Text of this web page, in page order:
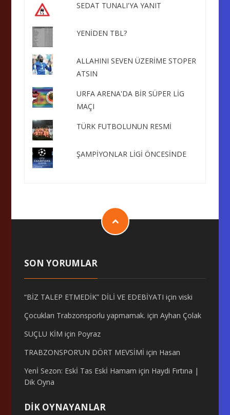
SEDAT TUNALI'YA YANIT
YENİDEN TBL?
ALLAHINI SEVEN ÜZERİME STOPER
ATSIN
URFA ARENA'DA BİR SÜPER LİG
MAÇI
TÜRK FUTBOLUNUN RESMİ
ŞAMPİYONLAR LİGİ ÖNCESİNDE
SON YORUMLAR
“BİZ TALEP ETMEDİK” DİLİ VE EDEBİYATI içinviski
Çocukları Trabzonsporlu yapmamak. içinAyhan Çolak
SUÇLU KİM için Poyraz
TRABZONSPOR’UN DÖRT MEVSİMİ için Hasan
Yenİ Sezon: Eskİ Tas Eskİ Hamam için Haydi Fırtına |
Dik Oyna
DİK OYNAYANLAR